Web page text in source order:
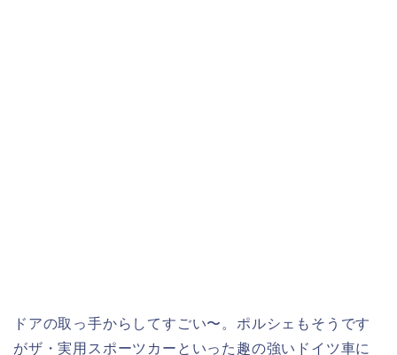
ドアの取っ手からしてすごい〜。ポルシェもそうです
がザ・実用スポーツカーといった趣の強いドイツ車に